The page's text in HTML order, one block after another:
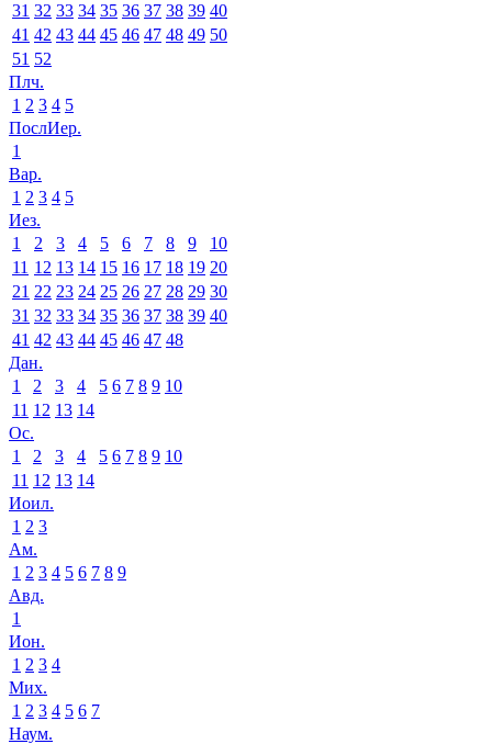
31 32 33 34 35 36 37 38 39 40
41 42 43 44 45 46 47 48 49 50
51 52
Плч.
1 2 3 4 5
ПослИер.
1
Вар.
1 2 3 4 5
Иез.
1
2 3 4 5 6 7 8 9
10
11 12 13 14 15 16 17 18 19 20
21 22 23 24 25 26 27 28 29 30
31 32 33 34 35 36 37 38 39 40
41 42 43 44 45 46 47 48
Дан.
1
2 3 4 5 6 7 8 9 10
11 12 13 14
Ос.
1
2 3 4 5 6 7 8 9 10
11 12 13 14
Иоил.
1 2 3
Ам.
1 2 3 4 5 6 7 8 9
Авд.
1
Ион.
1 2 3 4
Мих.
1 2 3 4 5 6 7
Наум.